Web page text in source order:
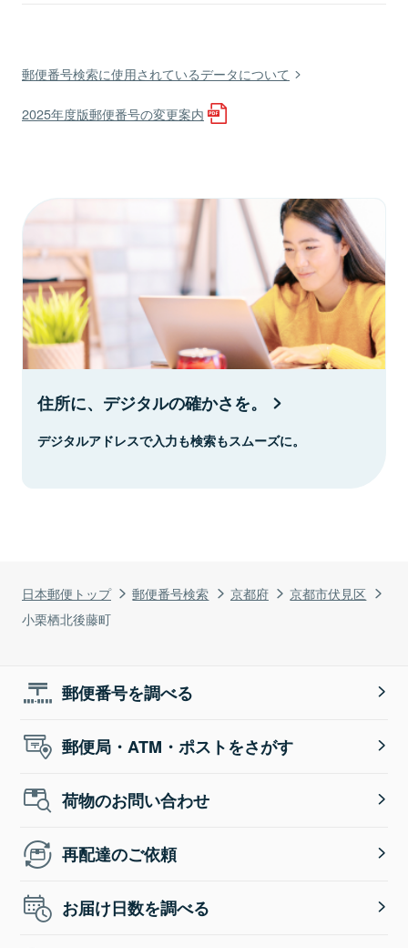
日本郵便トップ 郵便番号検索 京都府
京都市伏見区
小栗栖北後藤町
郵便番号検索に使用されているデータについて
2025年度版郵便番号の変更案内
住所に、デジタルの確かさを。
デジタルアドレスで入力も検索もスムーズに。
郵便番号を調べる
郵便局・ATM・ポストをさがす
荷物のお問い合わせ
再配達のご依頼
お届け日数を調べる